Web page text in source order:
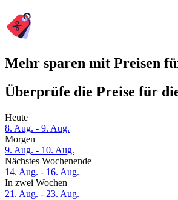
Mehr sparen mit Preisen
Überprüfe die Preise für
Heute
8. Aug. - 9. Aug.
Morgen
9. Aug. - 10. Aug.
Nächstes Wochenende
14. Aug. - 16. Aug.
In zwei Wochen
21. Aug. - 23. Aug.